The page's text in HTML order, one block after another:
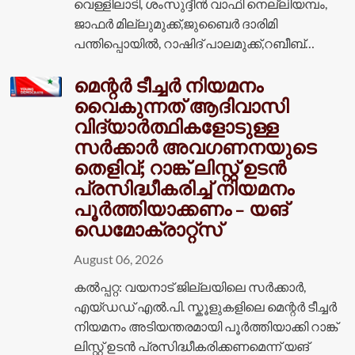
വെള്ളിലാടി, ശംസുദ്ദീൻ വാഫി നെല്ലിയമ്പം,
ജാഫർ മില്ലുമുക്ക്,ജുബൈർ ദാരിമി
പന്തിപ്പൊയിൽ, റാഷിദ് പാലമുക്ക്,റബീബ്…
മെന്റർ ടീച്ചർ നിയമനം
വൈകുന്നത് ആദിവാസി
വിദ്യാർത്ഥികളോടുള്ള
സർക്കാർ അവഗണനയുടെ
തെളിവ്; റാങ്ക് ലിസ്റ്റ് ഉടൻ
പ്രസിദ്ധീകരിച്ച് നിയമനം
പൂർത്തിയാക്കണം – യങ്
ഡെമോക്രാറ്റ്സ്
August 06, 2026
കൽപ്പറ്റ: വയനാട് ജില്ലയിലെ സർക്കാർ,
എയ്ഡഡ് എൽ.പി. സ്കൂളുകളിലെ മെന്റർ ടീച്ചർ
നിയമനം അടിയന്തരമായി പൂർത്തിയാക്കി റാങ്ക്
ലിസ്റ്റ് ഉടൻ പ്രസിദ്ധീകരിക്കണമെന്ന് യങ്